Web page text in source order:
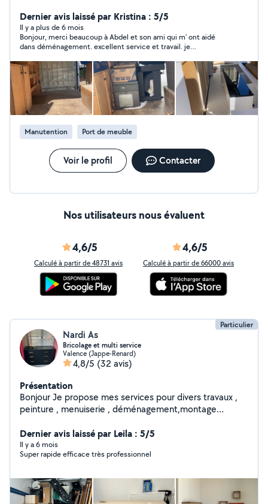
Dernier avis laissé par Kristina : 5/5
Il y a plus de 6 mois
Bonjour, merci beaucoup à Abdel et son ami qui m' ont aidé
dans déménagement. excellent service et travail. je
Manutention Port de meuble
Voir le profil Contacter
Nos utilisateurs nous évaluent
4,6/5
Calculé à partir de 48731 avis
4,6/5
Calculé à partir de 66000 avis
Particulier
Nardi As
Bricolage et multi service
Valence (Jappe-Renard)
4,8/5 (32 avis)
Présentation
Bonjour Je propose mes services pour divers travaux ,
peinture , menuiserie , déménagement,montage
Dernier avis laissé par Leila : 5/5
Il y a 6 mois
Super rapide efficace très professionnel